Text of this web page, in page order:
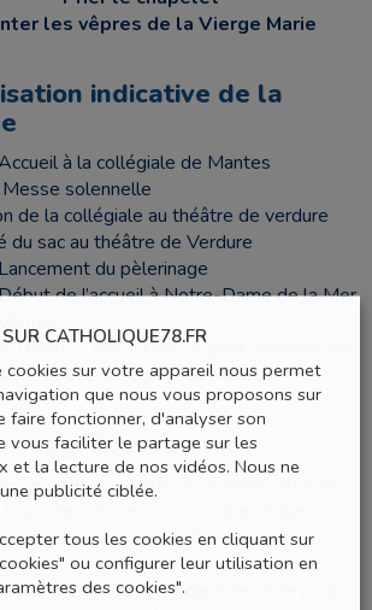
les vêpres de la Vierge Marie
indicative de la
à la collégiale de Mantes
solennelle
de la collégiale au théâtre de verdure
du sac au théâtre de Verdure
du pèlerinage
de l’accueil à Notre-Dame de la Mer
16h45 – Retour en car pour rejoindre son
ou la collégiale de Mantes.
et grâces reçues
ne peux pas partir à Lourdes, qui est
femme ; car les grâces reçues sont
la Sainte Vierge intercède pour
CATHOLIQUE78.FR
cookies sur votre appareil nous permet
que nous vous proposons sur
faire fonctionner, d'analyser son
vous faciliter le partage sur les
et la lecture de nos vidéos. Nous ne
publicité ciblée.
tous les cookies en cliquant sur
ou configurer leur utilisation en
des cookies".